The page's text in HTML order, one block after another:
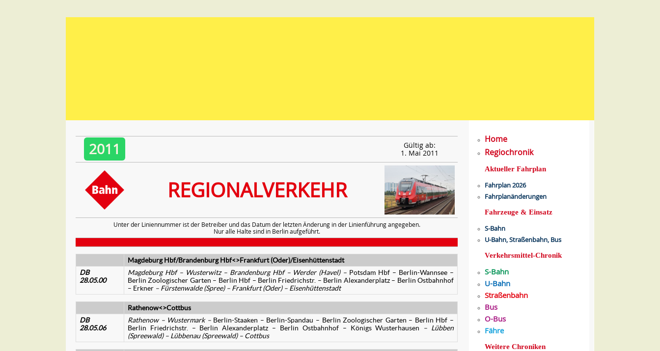
2011
Gültig ab:
1. Mai 2011
REGIONALVERKEHR
Unter der Liniennummer ist der Betreiber und das Datum der letzten Änderung in der Linienführung angegeben.
Nur alle Halte sind in Berlin aufgeführt.
Magdeburg Hbf/Brandenburg Hbf<>Frankfurt (Oder)/Eisenhüttenstadt
DB
28.05.00
Magdeburg Hbf – Wusterwitz – Brandenburg Hbf – Werder (Havel) – Potsdam Hbf – Berlin-Wannsee –
Berlin Zoologischer Garten – Berlin Hbf – Berlin Friedrichstr. – Berlin Alexanderplatz – Berlin Ostbahnhof
– Erkner – Fürstenwalde (Spree) – Frankfurt (Oder) – Eisenhüttenstadt
Rathenow<>Cottbus
DB
28.05.06
Rathenow – Wustermark –Berlin-Staaken – Berlin-Spandau – Berlin Zoologischer Garten – Berlin Hbf –
Berlin Friedrichstr. – Berlin Alexanderplatz – Berlin Ostbahnhof – Königs Wusterhausen
– Lübben
(Spreewald) – Lübbenau (Spreewald) – Cottbus
Home
Regiochronik
Aktueller Fahrplan
Fahrplan 2026
Fahrplanänderungen
Fahrzeuge & Einsatz
S-Bahn
U-Bahn, Straßenbahn, Bus
Verkehrsmittel-Chronik
S-Bahn
U-Bahn
Straßenbahn
Bus
O-Bus
Fähre
Weitere Chroniken